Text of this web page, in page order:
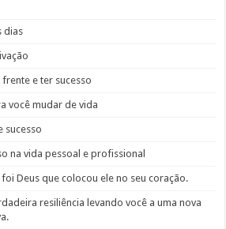
dias
e ter sucesso
você mudar de vida
sucesso
na vida pessoal e profissional
Deus que colocou ele no seu coração.
resiliência levando você a uma nova